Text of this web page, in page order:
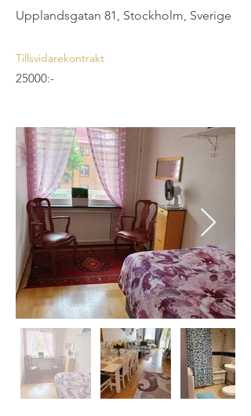
Upplandsgatan 81, Stockholm, Sverige
Tillsvidarekontrakt
25000:-